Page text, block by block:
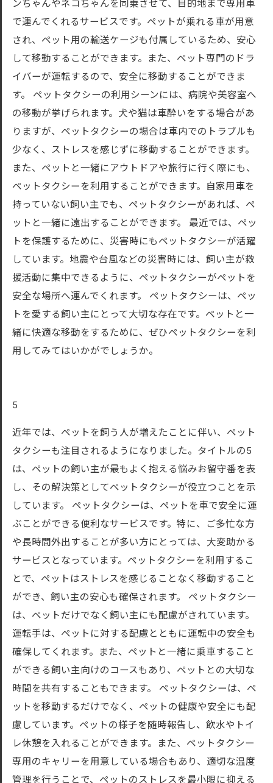
ンちゃんやネコちゃんを同乗させて、目的地まで専用車
で運んでくれるサービスです。ペットが乗れる車が用意
され、ペット用の輸送ケージも付属しているため、安心
して移動することができます。また、ペット専門のドラ
イバーが運転するので、安全に移動することができま
す。 ペットタクシーの利用シーンには、病院や美容室へ
の移動が挙げられます。犬や猫は車酔いをする場合があ
りますが、ペットタクシーの場合は車内でのトラブルも
少なく、ストレスを感じずに移動することができます。
また、ペットと一緒にアウトドアや旅行に行く際にも、
ペットタクシーを利用することができます。自家用車を
持っていない飼い主でも、ペットタクシーがあれば、ペ
ットと一緒に遠出することができます。 最近では、ペッ
トを保護するために、災害時にもペットタクシーが活躍
しています。地震や台風などの災害時には、飼い主が救
援活動に集中できるように、ペットタクシーがペットを
安全な場所へ運んでくれます。 ペットタクシーは、ペッ
トを愛する飼い主にとって大切な存在です。ペットと一
緒に快適な移動をするために、ぜひペットタクシーを利
用してみてはいかがでしょうか。
5
近年では、ペットを飼う人が増えたことに伴い、ペット
タクシーも注目されるようになりました。タイトルの5
は、ペットの飼い主が最もよく抱える悩みお留守番を表
し、その解決策としてペットタクシーが役立つことを示
しています。 ペットタクシーは、ペットを車で安全に運
ぶことができる便利なサービスです。特に、ご多忙な方
や長時間外出することが多い方にとっては、大変助かる
サービスとなっています。ペットタクシーを利用するこ
とで、ペットはストレスを感じることなく移動すること
ができ、飼い主の安心も確保されます。 ペットタクシー
は、ペットだけでなく飼い主にも配慮がされています。
運転手は、ペットに対する配慮とともに運転中の安全も
確保してくれます。また、ペットと一緒に乗車すること
ができる飼い主向けのコースもあり、ペットとの大切な
時間を共有することもできます。 ペットタクシーは、ペ
ットを移動するだけでなく、ペットの健康や安全にも配
慮しています。ペットの様子を随時報告し、飲水やトイ
レ休憩を入れることができます。また、ペットタクシー
専用のキャリーを用意している場合もあり、適切な温度
管理を行うことで、ペットのストレスを最小限に抑える